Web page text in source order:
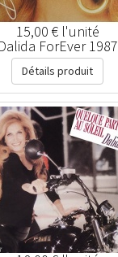
15,00 € l'unité
Dalida ForEver 1987
Détails produit